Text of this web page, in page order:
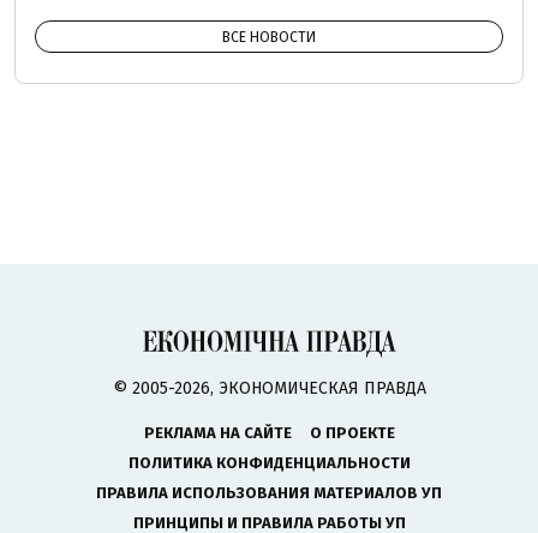
ВСЕ НОВОСТИ
© 2005-2026, ЭКОНОМИЧЕСКАЯ ПРАВДА
РЕКЛАМА НА САЙТЕ
О ПРОЕКТЕ
ПОЛИТИКА КОНФИДЕНЦИАЛЬНОСТИ
ПРАВИЛА ИСПОЛЬЗОВАНИЯ МАТЕРИАЛОВ УП
ПРИНЦИПЫ И ПРАВИЛА РАБОТЫ УП